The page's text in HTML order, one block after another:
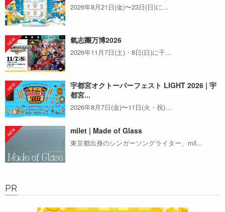
2026年8月21日(金)〜23日(日)に...
氣志團万博2026
2026年11月7日(土)・8日(日)に千...
宇都宮オクトーバーフェスト LIGHT 2026 | 宇
都宮...
2026年8月7日(金)〜11日(火・祝)...
milet | Made of Glass
東京都出身のシンガーソングライター、mil...
PR